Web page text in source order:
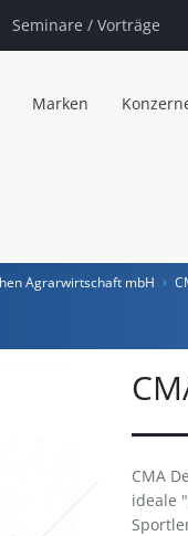
Seminare / Vorträge
Marken
Agrarwirtschaft mbH
CMA
ideale